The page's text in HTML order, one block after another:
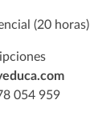
(20 horas)
054 959